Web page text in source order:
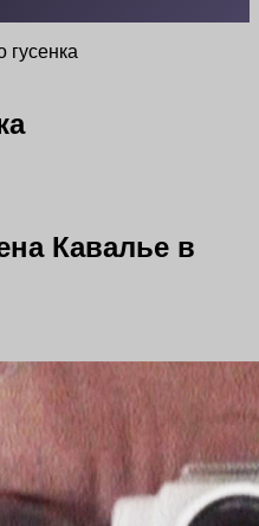
гусенка
Кавалье в